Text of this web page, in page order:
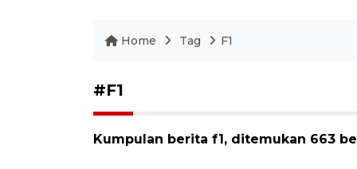
Home Tag F1
#F1
Kumpulan berita f1, ditemukan 663